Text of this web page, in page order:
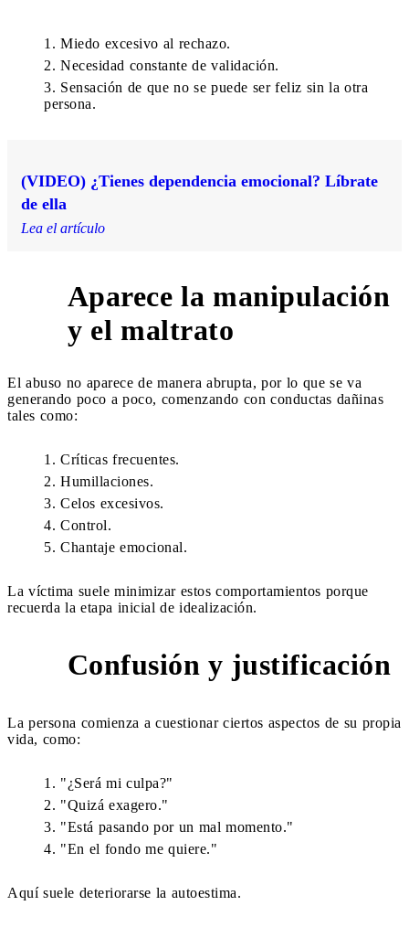
Miedo excesivo al rechazo.
Necesidad constante de validación.
Sensación de que no se puede ser feliz sin la otra
persona.
(VIDEO) ¿Tienes dependencia emocional? Líbrate
de ella
Lea el artículo
Aparece la manipulación
y el maltrato
El abuso no aparece de manera abrupta, por lo que se va
generando poco a poco, comenzando con conductas dañinas
tales como:
Críticas frecuentes.
Humillaciones.
Celos excesivos.
Control.
Chantaje emocional.
La víctima suele minimizar estos comportamientos porque
recuerda la etapa inicial de idealización.
Confusión y justificación
La persona comienza a cuestionar ciertos aspectos de su propia
vida, como:
"¿Será mi culpa?"
"Quizá exagero."
"Está pasando por un mal momento."
"En el fondo me quiere."
Aquí suele deteriorarse la autoestima.